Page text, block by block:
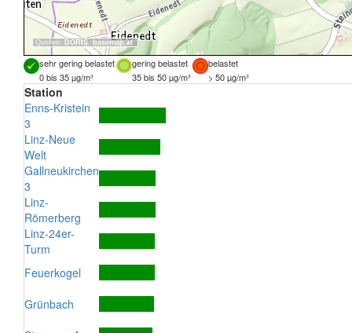
Quellen: DORIS, basemap.at
sehr gering belastet gering belastet
belastet
0 bis 35 µg/m³
35 bis 50 µg/m³ > 50 µg/m³
Station
Enns-Kristein
3
Linz-Neue
Welt
Gallneukirchen
3
Linz-
Römerberg
Linz-24er-
Turm
Feuerkogel
Grünbach